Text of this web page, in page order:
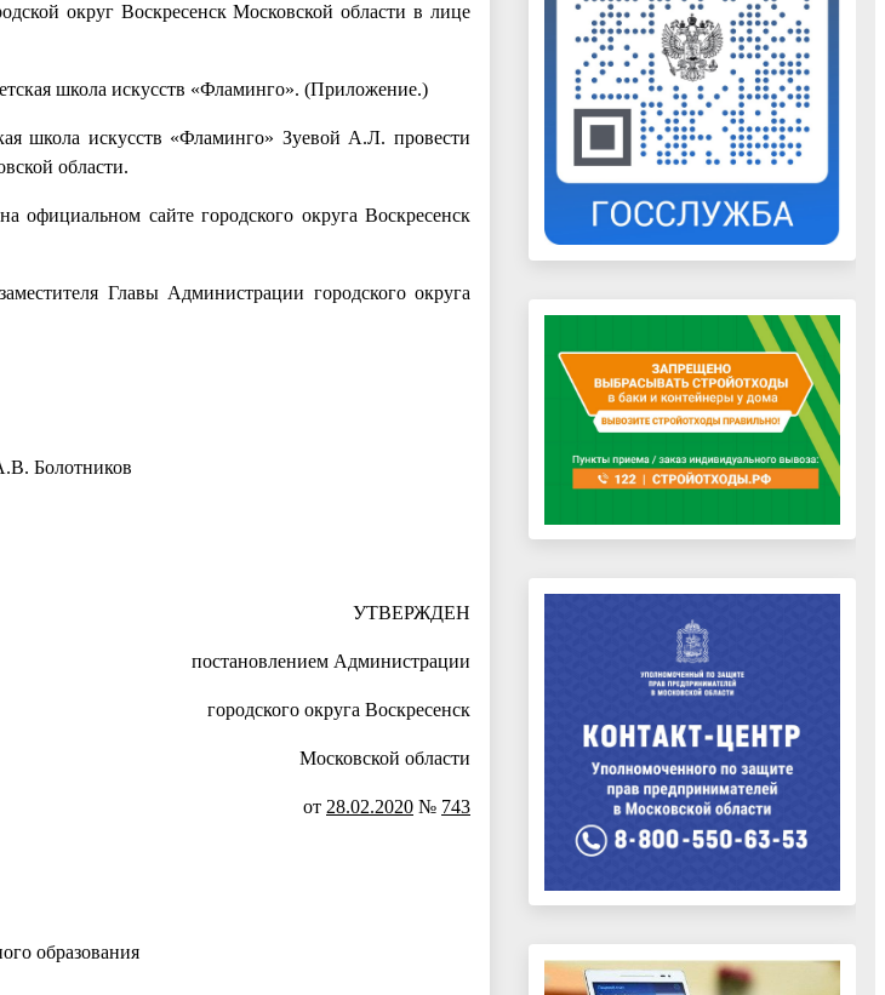
округ Воскресенск Московской области в лице
школа искусств «Фламинго». (Приложение.)
школа искусств «Фламинго» Зуевой А.Л. провести
области.
официальном сайте городского округа Воскресенск
Главы Администрации городского округа
УТВЕРЖДЕН
постановлением Администрации
городского округа Воскресенск
Московской области
от 28.02.2020 № 743
образования